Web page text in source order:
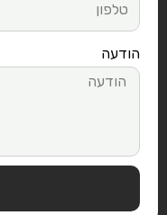
הודעה